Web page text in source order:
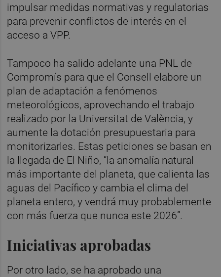
impulsar medidas normativas y regulatorias
para prevenir conflictos de interés en el
acceso a VPP.
Tampoco ha salido adelante una PNL de
Compromís para que el Consell elabore un
plan de adaptación a fenómenos
meteorológicos, aprovechando el trabajo
realizado por la Universitat de València, y
aumente la dotación presupuestaria para
monitorizarles. Estas peticiones se basan en
la llegada de El Niño, “la anomalía natural
más importante del planeta, que calienta las
aguas del Pacífico y cambia el clima del
planeta entero, y vendrá muy probablemente
con más fuerza que nunca este 2026”.
Iniciativas aprobadas
Por otro lado, se ha aprobado una